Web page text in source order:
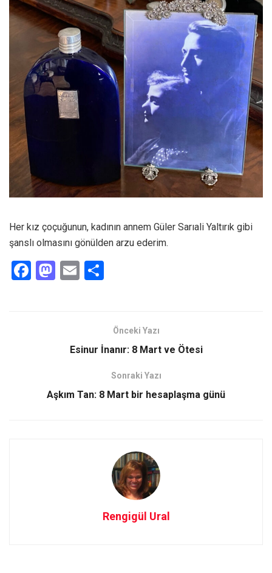
Her kız çoçuğunun, kadının annem Güler Sarıali Yaltırık gibi
şanslı olmasını gönülden arzu ederim.
F
M
n
E
Önceki Yazı
Esinur İnanır: 8 Mart ve Ötesi
Sonraki Yazı
Aşkım Tan: 8 Mart bir hesaplaşma günü
Rengigül Ural